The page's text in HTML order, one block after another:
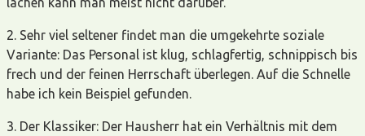
2. Sehr viel seltener findet man die umgekehrte soziale
Variante: Das Personal ist klug, schlagfertig, schnippisch bis
frech und der feinen Herrschaft überlegen. Auf die Schnelle
habe ich kein Beispiel gefunden.
3. Der Klassiker: Der Hausherr hat ein Verhältnis mit dem